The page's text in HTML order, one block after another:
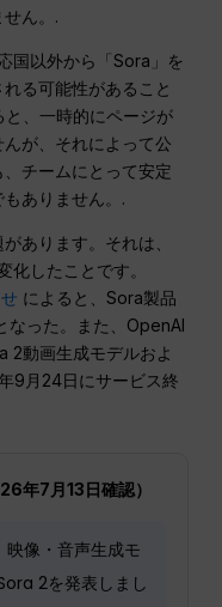
ん。.
国以外から「Sora」を
る可能性があること
と、一時的にページが
が、それによって公
チームにとって安定
ありません。.
あります。それは、
化したことです。
によると、Sora製品
なった。また、OpenAI
2動画生成モデルおよ
9月24日にサービス終
年7月13日確認）
像・音声生成モ
2を発表しまし